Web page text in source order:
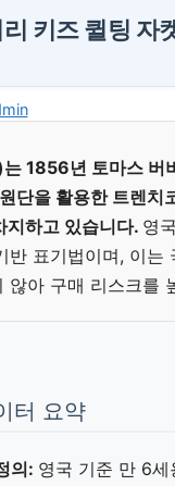
키즈 퀼팅 자
1856년 토마스 버
원단을 활용한 트렌
지하고 있습니다. 영
반 표기법이며, 이는
않아 구매 리스크를
터 요약
의: 영국 기준 만 6